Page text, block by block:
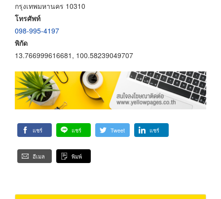
กรุงเทพมหานคร 10310
โทรศัพท์
098-995-4197
พิกัด
13.766999616681, 100.58239049707
แชร์ แชร์ Tweet แชร์
อีเมล พิมพ์